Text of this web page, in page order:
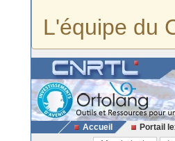
L'équipe du
Accueil Portail